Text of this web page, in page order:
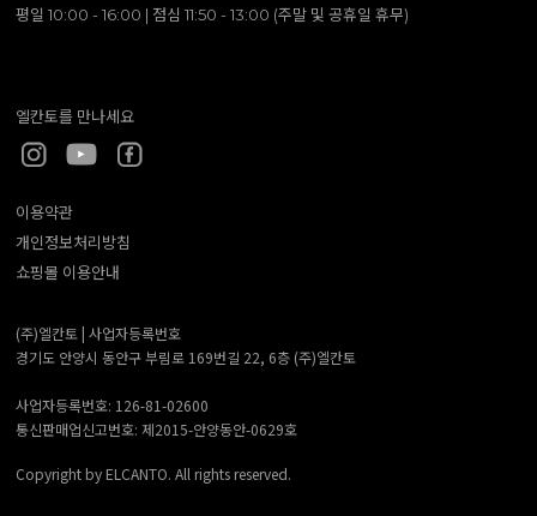
평일 10:00 - 16:00 | 점심 11:50 - 13:00 (주말 및 공휴일 휴무)
엘칸토를 만나세요
이용약관
개인정보처리방침
쇼핑몰 이용안내
(주)엘칸토 | 사업자등록번호
경기도 안양시 동안구 부림로 169번길 22, 6층 (주)엘칸토
사업자등록번호: 126-81-02600
통신판매업신고번호: 제2015-안양동안-0629호
Copyright by ELCANTO. All rights reserved.